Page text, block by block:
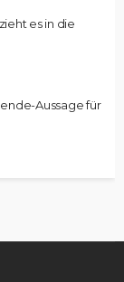
es in die
Aussage für